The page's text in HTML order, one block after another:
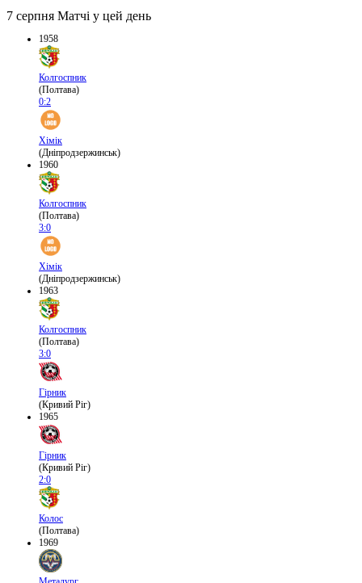
7 серпня Матчі у цей день
1958
Колгоспник
(Полтава)
0:2
Хімік
(Дніпродзержинськ)
1960
Колгоспник
(Полтава)
3:0
Хімік
(Дніпродзержинськ)
1963
Колгоспник
(Полтава)
3:0
Гірник
(Кривий Ріг)
1965
Гірник
(Кривий Ріг)
2:0
Колос
(Полтава)
1969